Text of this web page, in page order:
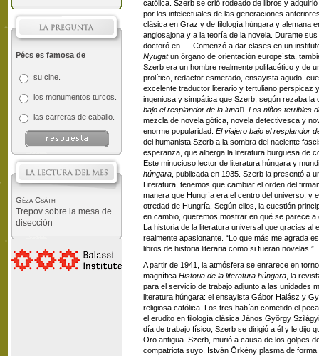
Pécs es famosa de
su cine.
los monumentos turcos.
las carreras de caballo.
Géza Csáth
Trepov sobre la mesa de
disección
católica. Szerb se crió rodeado de libros y
por los intelectuales de las generaciones
clásica en Graz y de filología húngara y alemana
anglosajona y a la teoría de la novela. Durante
doctoró en .... Comenzó a dar clases en un
Nyugatun órgano de orientación europeísta,
Szerb era un hombre realmente polifacético y de
prolífico, redactor esmerado, ensayista agudo,
excelente traductor literario y tertuliano perspicaz
ingeniosa y simpática que Szerb, según rezaba
bajo el resplandor de la luna–Los niños terribles
mezcla de novela gótica, novela detectivesca y
enorme popularidad. El viajero bajo el resplandor
del humanista Szerb a la sombra del naciente
esperanza, que alberga la literatura burguesa de
Este minucioso lector de literatura húngara y
húngara , publicada en 1935. Szerb la presentó a
Literatura, tenemos que cambiar el orden del
manera que Hungría era el centro del universo, y
otredad de Hungría. Según ellos, la cuestión
en cambio, queremos mostrar en qué se parece a
La historia de la literatura universal que gracias al
realmente apasionante. “Lo que más me agrada
libros de historia literaria como si fueran novelas.”
A partir de 1941, la atmósfera se enrarece en
magnífica Historia de la literatura húngara , la
para el servicio de trabajo adjunto a las unidades
literatura húngara: el ensayista Gábor Halász y
religiosa católica. Los tres habían cometido el
el erudito en filología clásica János György
día de trabajo físico, Szerb se dirigió a él y le dijo
Oro antigua. Szerb, murió a causa de los golpes
compatriota suyo. István Örkény plasma de